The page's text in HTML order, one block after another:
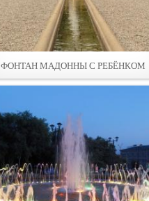
ФОНТАН МАДОННЫ С РЕБЁНКОМ